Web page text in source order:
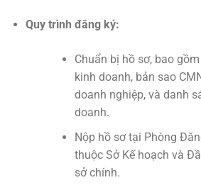
Quy trình đăng ký:
Chuẩn bị hồ sơ, bao
kinh doanh, bản sao
doanh nghiệp, và danh
doanh.
Nộp hồ sơ tại Phòng
thuộc Sở Kế hoạch và
sở chính.